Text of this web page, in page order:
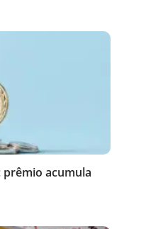
prêmio acumula